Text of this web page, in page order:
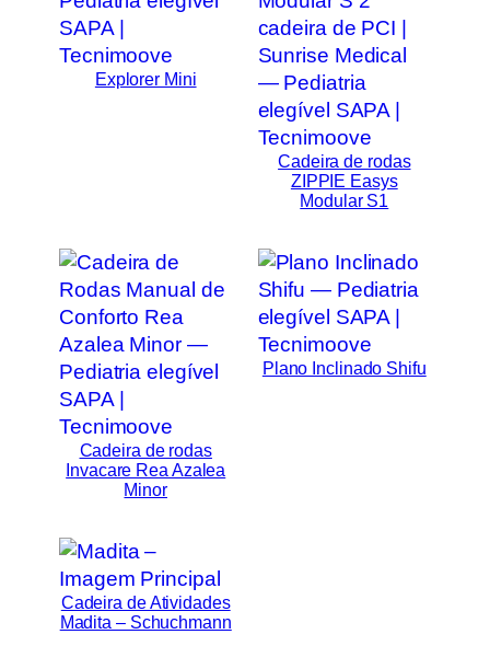
Explorer Mini
Cadeira de rodas
ZIPPIE Easys
Modular S1
Cadeira de rodas
Invacare Rea Azalea
Minor
Plano Inclinado Shifu
Cadeira de Atividades
Madita – Schuchmann